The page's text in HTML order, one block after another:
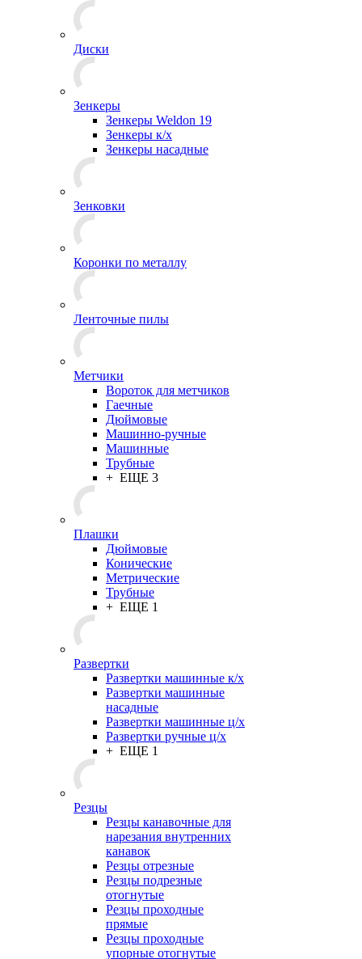
Диски
Зенкеры
Зенкеры Weldon 19
Зенкеры к/х
Зенкеры насадные
Зенковки
Коронки по металлу
Ленточные пилы
Метчики
Вороток для метчиков
Гаечные
Дюймовые
Машинно-ручные
Машинные
Трубные
+ ЕЩЕ 3
Плашки
Дюймовые
Конические
Метрические
Трубные
+ ЕЩЕ 1
Развертки
Развертки машинные к/х
Развертки машинные
насадные
Развертки машинные ц/х
Развертки ручные ц/х
+ ЕЩЕ 1
Резцы
Резцы канавочные для
нарезания внутренних
канавок
Резцы отрезные
Резцы подрезные
отогнутые
Резцы проходные
прямые
Резцы проходные
упорные отогнутые